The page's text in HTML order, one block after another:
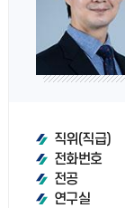
직위(직급)
전화번호
전공
연구실